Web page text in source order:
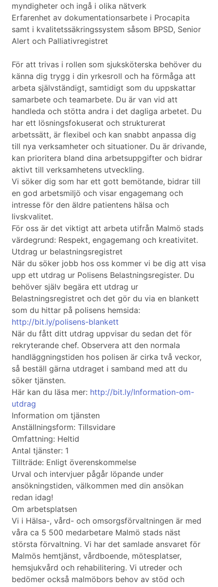
myndigheter och ingå i olika nätverk
Erfarenhet av dokumentationsarbete i Procapita
samt i kvalitetssäkringssystem såsom BPSD, Senior
Alert och Palliativregistret
För att trivas i rollen som sjuksköterska behöver du
känna dig trygg i din yrkesroll och ha förmåga att
arbeta självständigt, samtidigt som du uppskattar
samarbete och teamarbete. Du är van vid att
handleda och stötta andra i det dagliga arbetet. Du
har ett lösningsfokuserat och strukturerat
arbetssätt, är flexibel och kan snabbt anpassa dig
till nya verksamheter och situationer. Du är drivande,
kan prioritera bland dina arbetsuppgifter och bidrar
aktivt till verksamhetens utveckling.
Vi söker dig som har ett gott bemötande, bidrar till
en god arbetsmiljö och visar engagemang och
intresse för den äldre patientens hälsa och
livskvalitet.
För oss är det viktigt att arbeta utifrån Malmö stads
värdegrund: Respekt, engagemang och kreativitet.
Utdrag ur belastningsregistret
När du söker jobb hos oss kommer vi be dig att visa
upp ett utdrag ur Polisens Belastningsregister. Du
behöver själv begära ett utdrag ur
Belastningsregistret och det gör du via en blankett
som du hittar på polisens hemsida:
http://bit.ly/polisens-blankett
När du fått ditt utdrag uppvisar du sedan det för
rekryterande chef. Observera att den normala
handläggningstiden hos polisen är cirka två veckor,
så beställ gärna utdraget i samband med att du
söker tjänsten.
Här kan du läsa mer: http://bit.ly/Information-om-
utdrag
Information om tjänsten
Anställningsform: Tillsvidare
Omfattning: Heltid
Antal tjänster: 1
Tillträde: Enligt överenskommelse
Urval och intervjuer pågår löpande under
ansökningstiden, välkommen med din ansökan
redan idag!
Om arbetsplatsen
Vi i Hälsa-, vård- och omsorgsförvaltningen är med
våra ca 5 500 medarbetare Malmö stads näst
största förvaltning. Vi har det samlade ansvaret för
Malmös hemtjänst, vårdboende, mötesplatser,
hemsjukvård och rehabilitering. Vi utreder och
bedömer också malmöbors behov av stöd och